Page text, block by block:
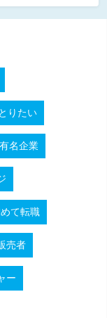
りたい
名企業
て転職
売者
ー